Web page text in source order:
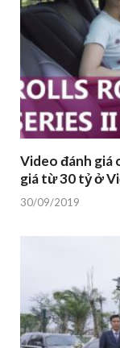
Video đánh giá
giá từ 30 tỷ ở
30/09/2019